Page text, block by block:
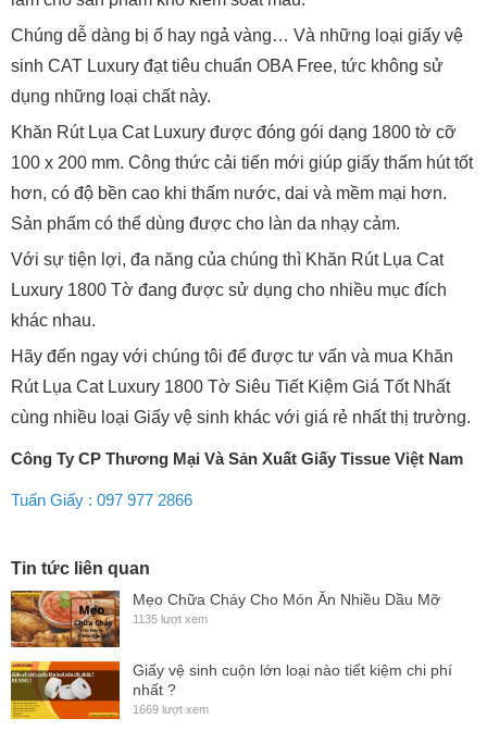
Chúng dễ dàng bị ố hay ngả vàng… Và những loại giấy vệ
sinh CAT Luxury đạt tiêu chuẩn OBA Free, tức không sử
dụng những loại chất này.
Khăn Rút Lụa Cat Luxury được đóng gói dạng 1800 tờ cỡ
100 x 200 mm. Công thức cải tiến mới giúp giấy thấm hút tốt
hơn, có độ bền cao khi thấm nước, dai và mềm mại hơn.
Sản phẩm có thể dùng được cho làn da nhạy cảm.
Với sự tiện lợi, đa năng của chúng thì Khăn Rút Lụa Cat
Luxury 1800 Tờ đang được sử dụng cho nhiều mục đích
khác nhau.
Hãy đến ngay với chúng tôi để được tư vấn và mua Khăn
Rút Lụa Cat Luxury 1800 Tờ Siêu Tiết Kiệm Giá Tốt Nhất
cùng nhiều loại Giấy vệ sinh khác với giá rẻ nhất thị trường.
Công Ty CP Thương Mại Và Sản Xuất Giấy Tissue Việt Nam
Tuấn Giấy : 097 977 2866
Tin tức liên quan
Mẹo Chữa Cháy Cho Món Ăn Nhiều Dầu Mỡ
1135 lượt xem
Giấy vệ sinh cuộn lớn loại nào tiết kiệm chi phí
nhất ?
1669 lượt xem